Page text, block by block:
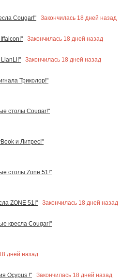
Cougar!"
Закончилась 18 дней назад
Закончилась 18 дней назад
Закончилась 18 дней назад
Триколор!"
столы Cougar!"
и Литрес!"
столы Zone 51!"
ZONE 51!"
Закончилась 18 дней назад
кресла Cougar!"
дней назад
Ocypus !"
Закончилась 18 дней назад